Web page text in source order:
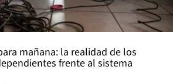
mañana: la realidad de los
frente al sistema